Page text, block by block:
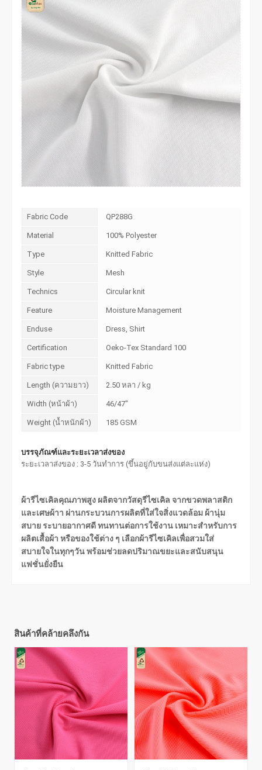
Fabric Code QP288G
Material 100% Polyester
Type Knitted Fabric
Style Mesh
Technics Circular knit
Feature Moisture Management
Enduse Dress, Shirt
Certification Oeko-Tex Standard 100
Fabric type Knitted Fabric
Length (ความยาว) 2.50 หลา / kg
Width (หน้าผ้า) 46/47"
Weight (น้ำหนักผ้า) 185 GSM
บรรจุภัณฑ์และระยะเวลาส่งของ
ระยะเวลาส่งของ : 3-5 วันทำการ (ขึ้นอยู่กับขนส่งแต่ละแห่ง)
ผ้ารีไซเคิลคุณภาพสูง ผลิตจากวัสดุรีไซเคิล จากขวดพลาสติก
และเศษผ้าา ผ่านกระบวนการผลิตที่ใส่ใจสิ่งแวดล้อม ผ้านุ่ม
สบาย ระบายอากาศดี ทนทานต่อการใช้งาน เหมาะสำหรับการ
ผลิตเสื้อผ้า หรือของใช้ต่าง ๆ เลือกผ้ารีไซเคิลเพื่อสวมใส่
สบายใจในทุกๆวัน พร้อมช่วยลดปริมาณขยะและสนับสนุน
แฟชั่นยั่งยืน
สินค้าที่คล้ายคลึงกัน